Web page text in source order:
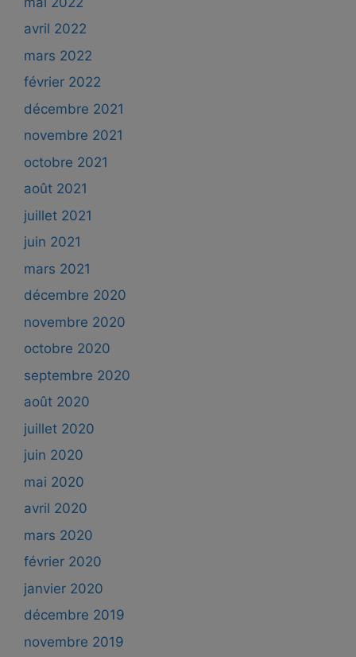
avril 2022
mars 2022
février 2022
décembre 2021
novembre 2021
octobre 2021
août 2021
juillet 2021
juin 2021
mars 2021
décembre 2020
novembre 2020
octobre 2020
septembre 2020
août 2020
juillet 2020
juin 2020
mai 2020
avril 2020
mars 2020
février 2020
janvier 2020
décembre 2019
novembre 2019